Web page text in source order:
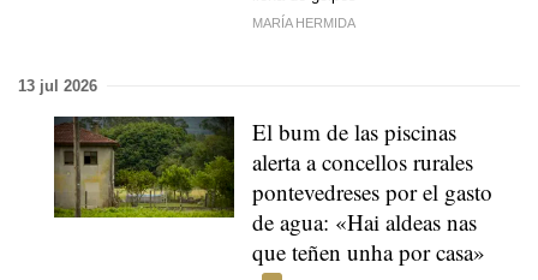
MARÍA HERMIDA
13 jul 2026
El bum de las piscinas
alerta a concellos rurales
pontevedreses por el gasto
de agua: «Hai aldeas nas
que teñen unha por casa»